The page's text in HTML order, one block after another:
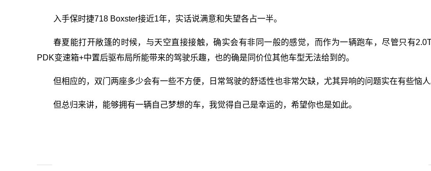
入手保时捷718 Boxster接近1年，实话说满意和失望各占一半。
春夏能打开敞篷的时候，与天空直接接触，确实会有非同一般的感觉，而作为一辆跑车，尽管只有
PDK变速箱+中置后驱布局所能带来的驾驶乐趣，也的确是同价位其他车型无法给到的。
但相应的，双门两座多少会有一些不方便，日常驾驶的舒适性也非常欠缺，尤其异响的问题实在有些恼人
但总归来讲，能够拥有一辆自己梦想的车，我觉得自己是幸运的，希望你也是如此。